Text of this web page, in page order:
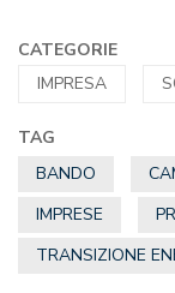
CATEGORIE
IMPRESA
TAG
BANDO
IMPRESE
TRANSIZIONE